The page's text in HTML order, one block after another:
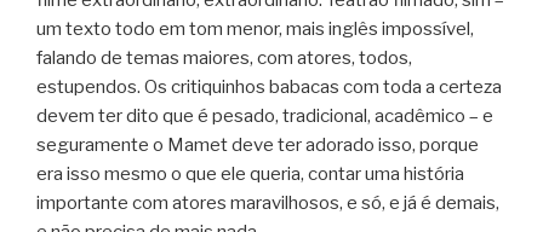
um texto todo em tom menor, mais inglês impossível,
falando de temas maiores, com atores, todos,
estupendos. Os critiquinhos babacas com toda a certeza
devem ter dito que é pesado, tradicional, acadêmico – e
seguramente o Mamet deve ter adorado isso, porque
era isso mesmo o que ele queria, contar uma história
importante com atores maravilhosos, e só, e já é demais,